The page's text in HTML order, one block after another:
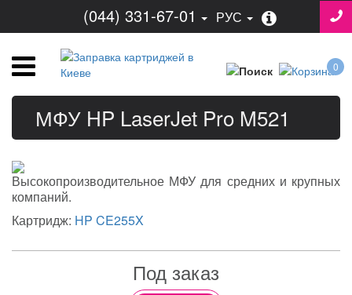
(044) 331-67-01 РУС
0
МФУ HP LaserJet Pro M521
Высокопроизводительное МФУ для средних и крупных
компаний.
Картридж: HP CE255X
Под заказ